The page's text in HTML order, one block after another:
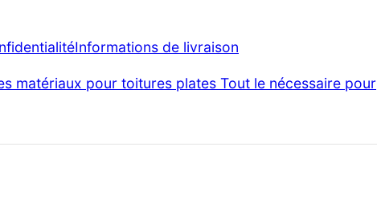
Informations de livraison
matériaux pour toitures plates Tout le nécessaire pour